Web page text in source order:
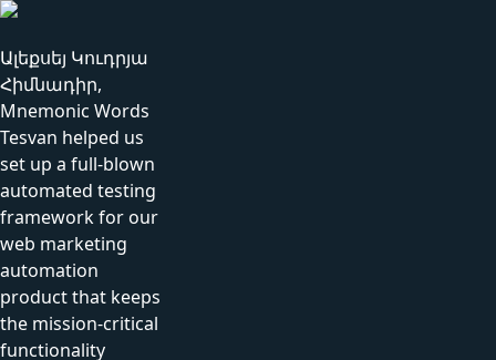
Ալեքսեյ Կուդրյա
Հիմնադիր,
Mnemonic Words
Tesvan helped us
set up a full-blown
automated testing
framework for our
web marketing
automation
product that keeps
the mission-critical
functionality